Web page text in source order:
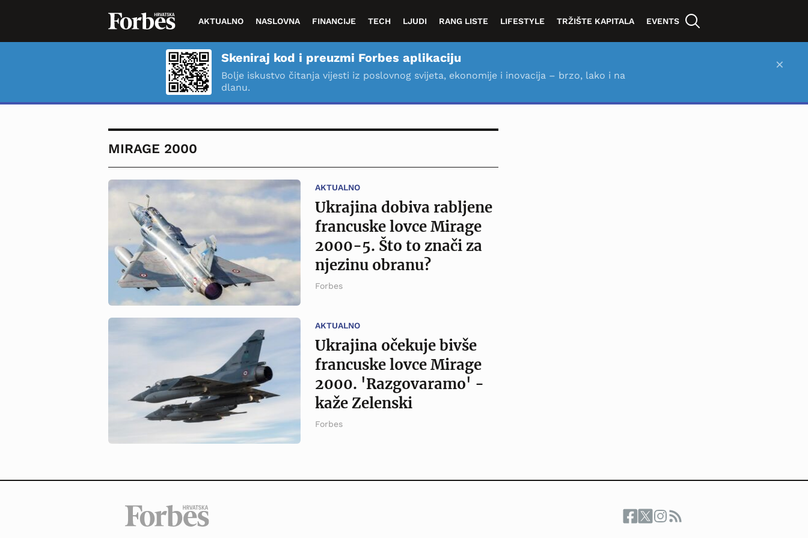
AKTUALNO NASLOVNA FINANCIJE TECH LJUDI RANG LISTE LIFESTYLE TRŽIŠTE KAPITALA EVENTS
Skeniraj kod i preuzmi Forbes aplikaciju
Bolje iskustvo čitanja vijesti iz poslovnog svijeta, ekonomije i inovacija – brzo, lako i na
dlanu.
×
MIRAGE 2000
AKTUALNO
Ukrajina dobiva rabljene
francuske lovce Mirage
2000-5. Što to znači za
njezinu obranu?
Forbes
AKTUALNO
Ukrajina očekuje bivše
francuske lovce Mirage
2000. 'Razgovaramo' -
kaže Zelenski
Forbes